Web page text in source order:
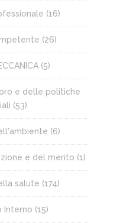
(16)
(26)
(5)
e delle politiche
(53)
(6)
e del merito (1)
salute (174)
Interno (15)